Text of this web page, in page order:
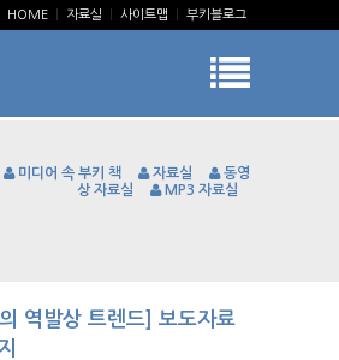
HOME 자료실 사이트맵 부키블로그
미디어 속 부키 책 자료실
동영
상 자료실
MP3 자료실
역발상 트렌드] 보도자료